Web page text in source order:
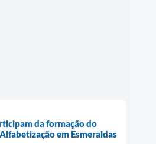
da formação do
em Esmeraldas